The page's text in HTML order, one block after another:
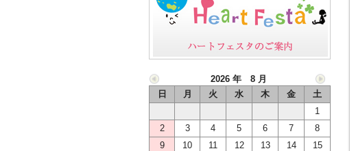
2026 年 8 月
日
月 火 水 木 金
土
1
2
3 4 5 6 7
8
9
10 11 12 13 14
15